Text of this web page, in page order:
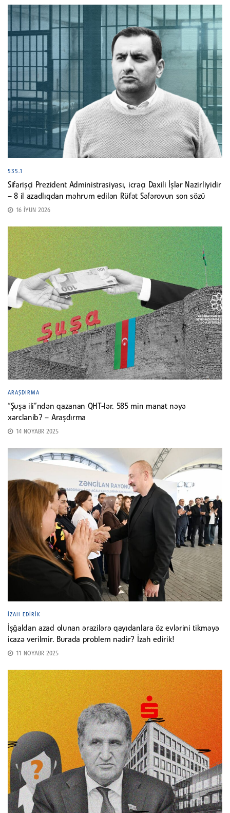
535.1
Sifarişçi Prezident Administrasiyası, icraçı Daxili İşlər Nazirliyidir
– 8 il azadlıqdan məhrum edilən Rüfət Səfərovun son sözü
16 İYUN 2026
ARAŞDIRMA
“Şuşa ili”ndən qazanan QHT-lər. 585 min manat nəyə
xərclənib? – Araşdırma
14 NOYABR 2025
İZAH EDIRIK
İşğaldan azad olunan ərazilərə qayıdanlara öz evlərini tikməyə
icazə verilmir. Burada problem nədir? İzah edirik!
11 NOYABR 2025